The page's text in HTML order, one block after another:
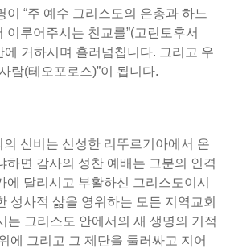
이 “주 예수 그리스도의 은총과 하느
이루어주시는 친교를”(고린토후서
에 거하시며 흘러넘칩니다. 그리고 우
람(테오포로스)”이 됩니다.
신비는 신성한 리뚜르기아에서 온
하면 감사의 성찬 예배는 그분의 인격
에 달리시고 부활하신 그리스도이시
성사적 삶을 영위하는 모든 지역교회
는 그리스도 안에서의 새 생명의 기적
에 그리고 그 제단을 둘러싸고 지어